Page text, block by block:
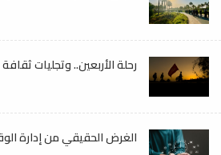
رحلة الأربعين.. وتجليات
الغرض الحقيقي من إدارة